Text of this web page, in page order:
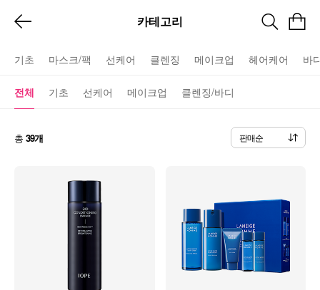
카테고리
기초 마스크/팩 선케어 클렌징 메이크업 헤어케어 바
전체 기초 선케어 메이크업 클렌징/바디
총 39개 판매순